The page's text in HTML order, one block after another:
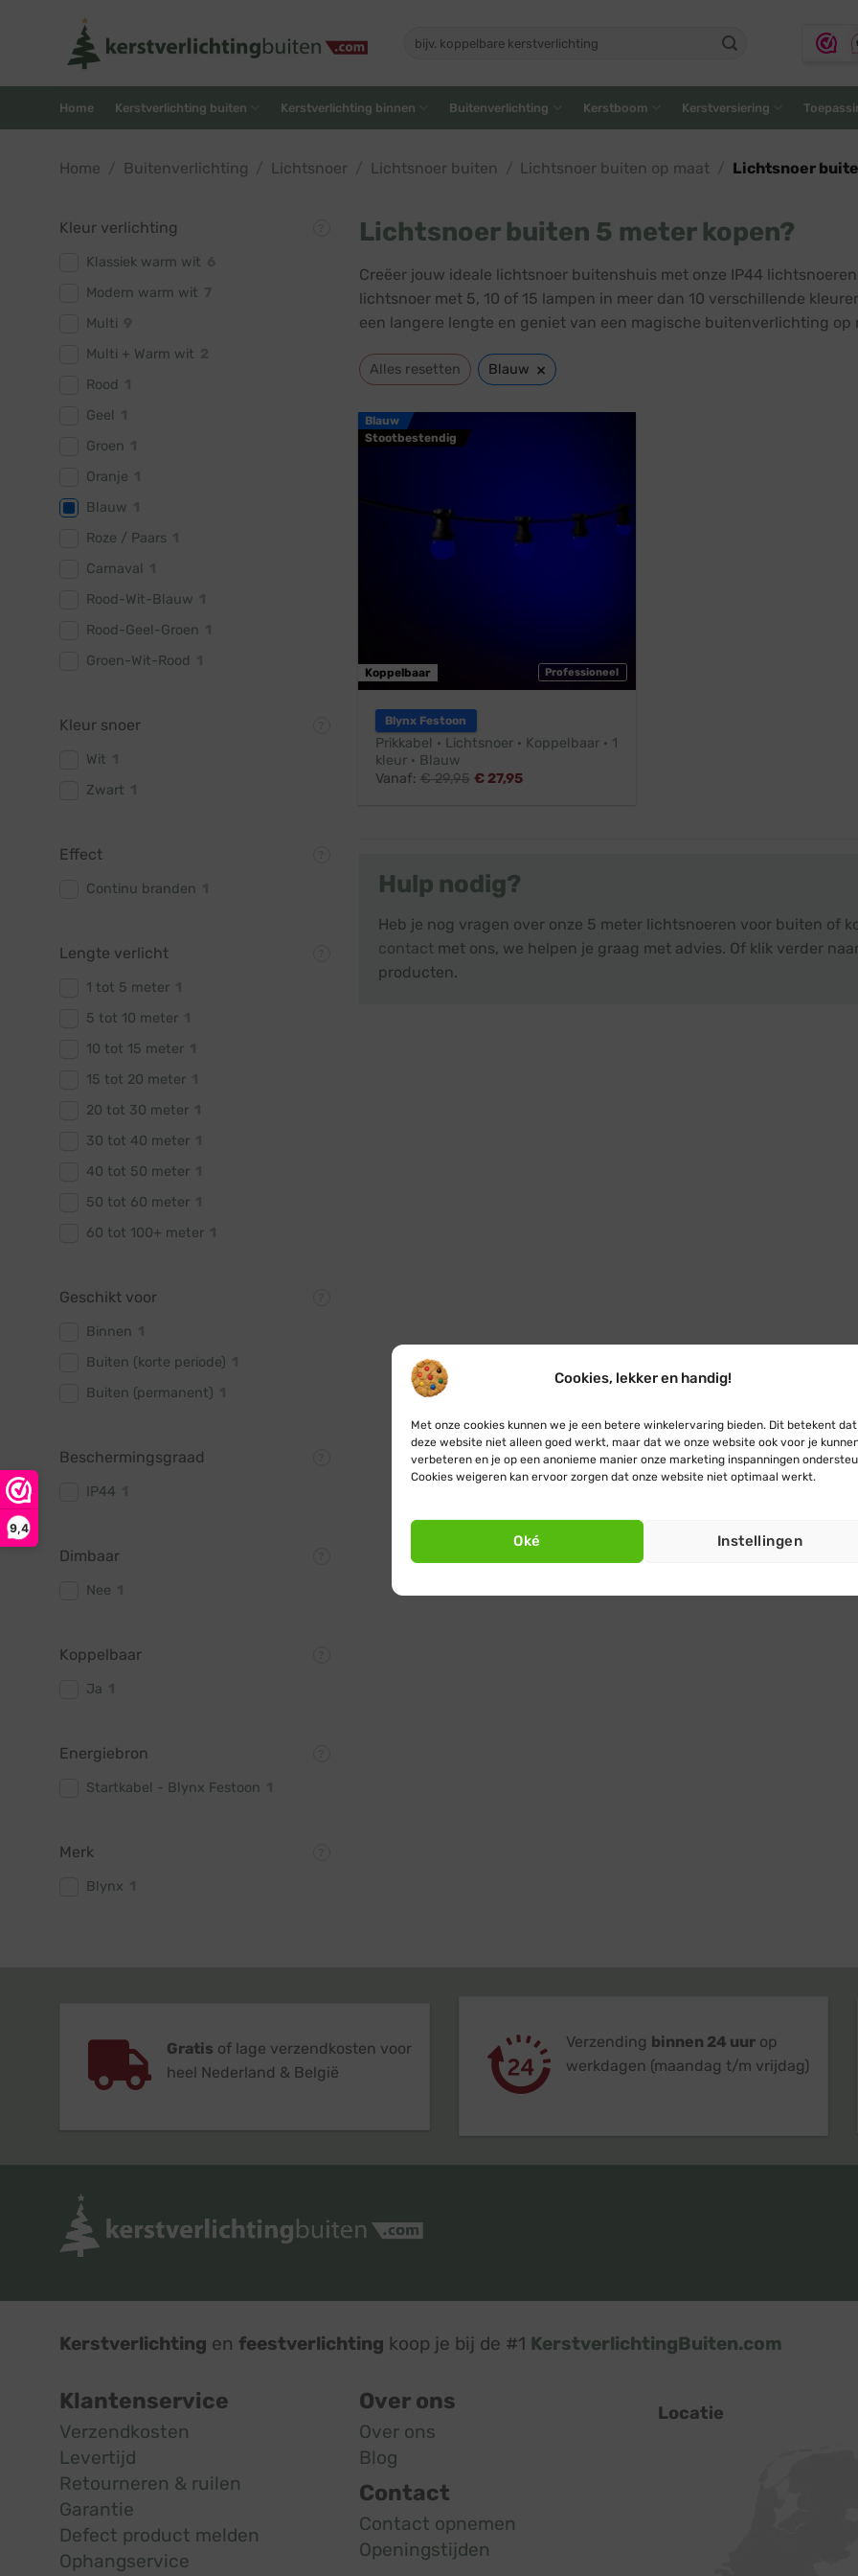
Cookies, lekker en handig!
Met onze cookies kunnen we je een betere winkelervaring bieden. Dit betekent dat
deze website niet alleen goed werkt, maar dat we onze website ook voor je
verbeteren en je op een anonieme manier onze marketing inspanningen
Cookies weigeren kan ervoor zorgen dat onze website niet optimaal werkt.
Oké Instellingen
9,4
naar:
Home Kerstverlichting buiten Kerstverlichting binnen Buitenverlichting Kerstboom Kerstversiering
Home Buitenverlichting Lichtsnoer Lichtsnoer buiten Lichtsnoer buiten op maat Lichtsnoer
Kleur verlichting
Klassiek warm wit
Modern warm wit
Multi
Multi + Warm wit
Rood
Geel
Groen
Oranje
Blauw
Roze / Paars
Carnaval
Rood-Wit-Blauw
Rood-Geel-Groen
Groen-Wit-Rood
Kleur snoer
Wit
Zwart
Effect
Continu branden
Lengte verlicht
1 tot 5 meter
5 tot 10 meter
10 tot 15 meter
15 tot 20 meter
20 tot 30 meter
30 tot 40 meter
40 tot 50 meter
50 tot 60 meter
60 tot 100+ meter
Geschikt voor
Binnen
Buiten (korte periode)
Buiten (permanent)
Beschermingsgraad
IP44
Dimbaar
Nee
Koppelbaar
Ja
Energiebron
Startkabel - Blynx Festoon
Merk
Blynx
Lichtsnoer buiten 5 meter kopen?
Creëer jouw ideale lichtsnoer buitenshuis met onze IP44
lichtsnoer met 5, 10 of 15 lampen in meer dan 10 verschillende
een langere lengte en geniet van een magische buitenverlichting op
Alles resetten Blauw ×
Blauw
Stootbestendig
Professioneel
Koppelbaar
Blynx Festoon
Prikkabel · Lichtsnoer · Koppelbaar · 1
kleur · Blauw
Vanaf: €29,95 €27,95
Hulp nodig?
Heb je nog vragen over onze 5 meter lichtsnoeren voor buiten of
contact met ons, we helpen je graag met advies. Of klik verder
producten.
Gratis of lage verzendkosten voor
heel Nederland & België
Verzending binnen 24 uurop
werkdagen (maandag t/m vrijdag)
Kerstverlichting en feestverlichting koop je bij de #1 KerstverlichtingBuiten.com
Klantenservice
Verzendkosten
Levertijd
Retourneren & ruilen
Garantie
Defect product melden
Ophangservice
Over ons
Over ons
Blog
Contact
Contact opnemen
Openingstijden
Locatie